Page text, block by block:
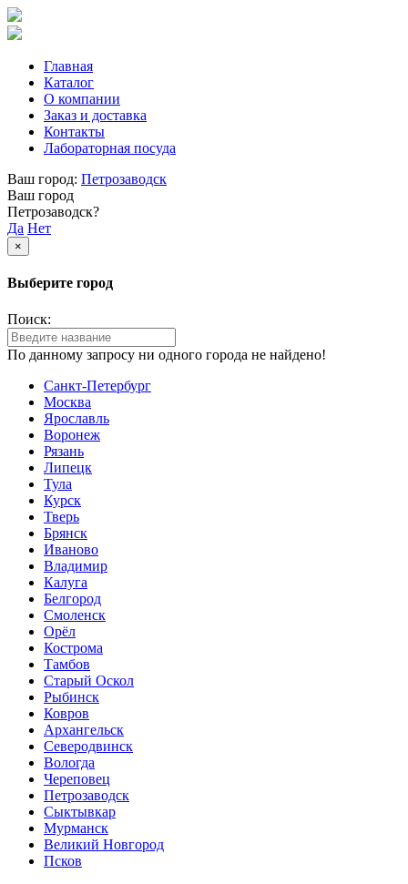
Главная
Каталог
О компании
Заказ и доставка
Контакты
Лабораторная посуда
Ваш город: Петрозаводск
Ваш город
Петрозаводск?
Да Нет
×
Выберите город
Поиск:
По данному запросу ни одного города не найдено!
Санкт-Петербург
Москва
Ярославль
Воронеж
Рязань
Липецк
Тула
Курск
Тверь
Брянск
Иваново
Владимир
Калуга
Белгород
Смоленск
Орёл
Кострома
Тамбов
Старый Оскол
Рыбинск
Ковров
Архангельск
Северодвинск
Вологда
Череповец
Петрозаводск
Сыктывкар
Мурманск
Великий Новгород
Псков